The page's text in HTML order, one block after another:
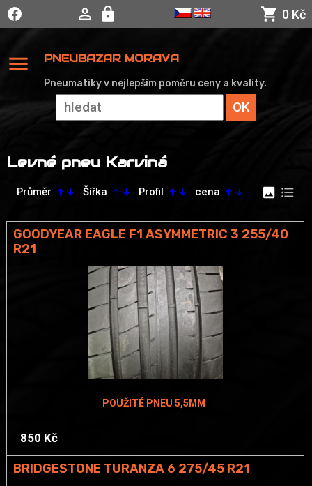
0 Kč
menu PNEUBAZAR MORAVA
Pneumatiky v nejlepším poměru ceny a kvality.
Levné pneu Karviná
Průměr arrow_upward arrow_downward Šířka arrow_upward arrow_downward Profil arrow_upward arrow_downward cena arrow_upward arrow_downward image format_list_bulleted
GOODYEAR EAGLE F1 ASYMMETRIC 3 255/40
R21
POUŽITÉ PNEU 5,5MM
850 Kč
BRIDGESTONE TURANZA 6 275/45 R21